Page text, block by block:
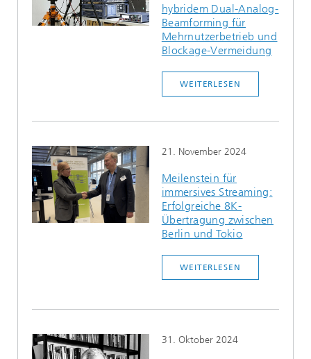
hybridem Dual-Analog-
Beamforming für
Mehrnutzerbetrieb und
Blockage-Vermeidung
WEITERLESEN
21. November 2024
Meilenstein für
immersives Streaming:
Erfolgreiche 8K-
Übertragung zwischen
Berlin und Tokio
WEITERLESEN
31. Oktober 2024